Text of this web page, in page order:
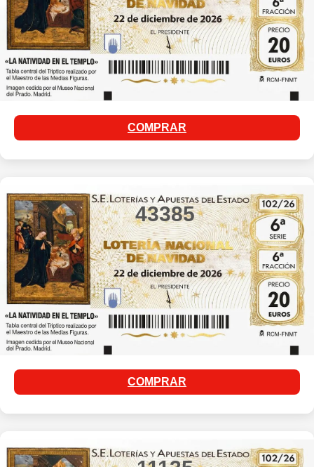
COMPRAR
43385
COMPRAR